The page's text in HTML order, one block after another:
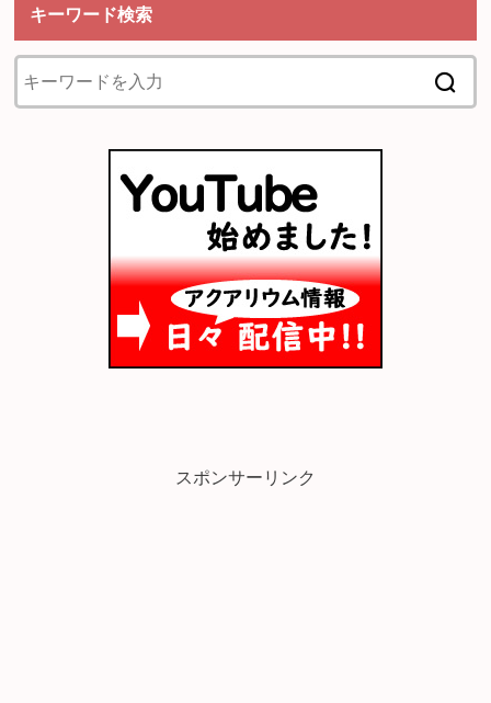
キーワード検索
スポンサーリンク